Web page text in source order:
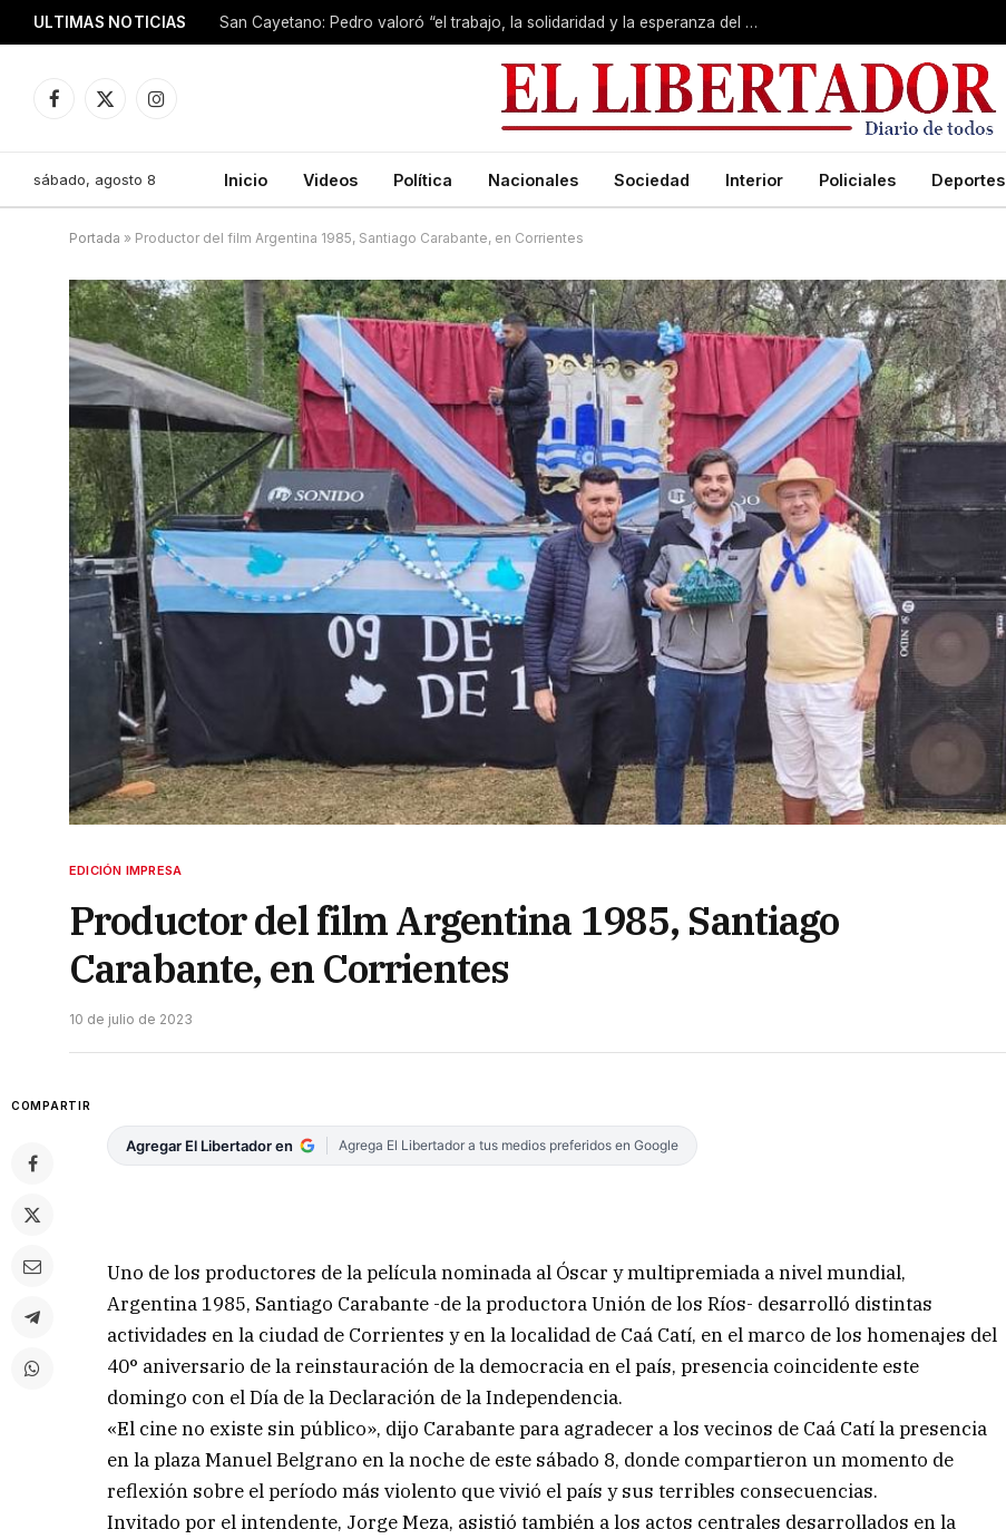
ULTIMAS NOTICIAS San Cayetano: Pedro valoró “el trabajo, la solidaridad y la esperanza del pueblo”
Facebook
X
Instagram
sábado, agosto 8 Inicio Videos Política Nacionales Sociedad Interior Policiales Deportes
Portada » Productor del film Argentina 1985, Santiago Carabante, en Corrientes
EDICIÓN IMPRESA
Productor del film Argentina 1985, Santiago
Carabante, en Corrientes
10 de julio de 2023
COMPARTIR
Agregar El Libertador en Agrega El Libertador a tus medios preferidos en Google
Uno de los productores de la película nominada al Óscar y multipremiada a nivel mundial,
Argentina 1985, Santiago Carabante -de la productora Unión de los Ríos- desarrolló distintas
actividades en la ciudad de Corrientes y en la localidad de Caá Catí, en el marco de los homenajes del
40° aniversario de la reinstauración de la democracia en el país, presencia coincidente este
domingo con el Día de la Declaración de la Independencia.
«El cine no existe sin público», dijo Carabante para agradecer a los vecinos de Caá Catí la presencia
en la plaza Manuel Belgrano en la noche de este sábado 8, donde compartieron un momento de
reflexión sobre el período más violento que vivió el país y sus terribles consecuencias.
Invitado por el intendente, Jorge Meza, asistió también a los actos centrales desarrollados en la